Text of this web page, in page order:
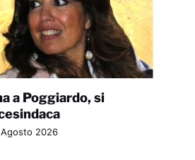
a Poggiardo, si
2026